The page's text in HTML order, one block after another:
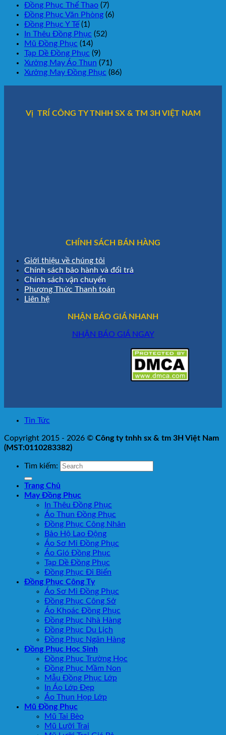
Đồng Phục Thể Thao (7)
Đồng Phục Văn Phòng (6)
Đồng Phục Y Tế (1)
In Thêu Đồng Phục (52)
Mũ Đồng Phục (14)
Tạp Dề Đồng Phục (9)
Xưởng May Áo Thun (71)
Xưởng May Đồng Phục (86)
Vị TRÍ CÔNG TY TNHH SX & TM 3H VIỆT NAM
CHÍNH SÁCH BÁN HÀNG
Giới thiệu về chúng tôi
Chính sách bảo hành và đổi trả
Chính sách vận chuyển
Phương Thức Thanh toán
Liên hệ
NHẬN BÁO GIÁ NHANH
NHẬN BÁO GIÁ NGAY
Tin Tức
Copyright 2015 - 2026 © Công ty tnhh sx & tm 3H Việt Nam
(MST:0110283382)
Tìm kiếm:
Trang Chủ
May Đồng Phục
In Thêu Đồng Phục
Áo Thun Đồng Phục
Đồng Phục Công Nhân
Bảo Hộ Lao Động
Áo Sơ Mi Đồng Phục
Áo Gió Đồng Phục
Tạp Dề Đồng Phục
Đồng Phục Đi Biển
Đồng Phục Công Ty
Áo Sơ Mi Đồng Phục
Đồng Phục Công Sở
Áo Khoác Đồng Phục
Đồng Phục Nhà Hàng
Đồng Phục Du Lịch
Đồng Phục Ngân Hàng
Đồng Phục Học Sinh
Đồng Phục Trường Học
Đồng Phục Mầm Non
Mẫu Đồng Phục Lớp
In Áo Lớp Đẹp
Áo Thun Họp Lớp
Mũ Đồng Phục
Mũ Tai Bèo
Mũ Lưỡi Trai